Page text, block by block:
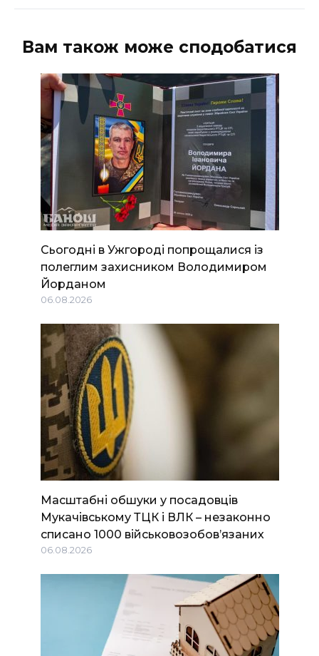
Вам також може сподобатися
Сьогодні в Ужгороді попрощалися із
полеглим захисником Володимиром
Йорданом
06.08.2026
Масштабні обшуки у посадовців
Мукачівському ТЦК і ВЛК – незаконно
списано 1000 військовозобов’язаних
06.08.2026